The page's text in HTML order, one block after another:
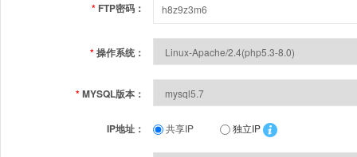
* FTP密码：
*操作系统：
*MYSQL版本：
IP地址： 共享IP 独立IP